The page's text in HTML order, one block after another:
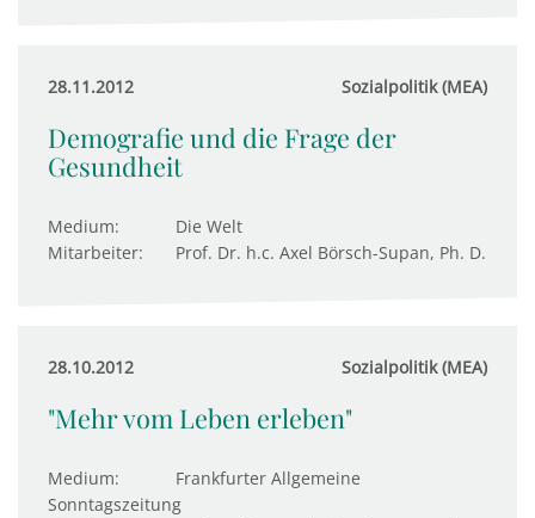
28.11.2012 Sozialpolitik (MEA)
Demografie und die Frage der
Gesundheit
Medium:
Die Welt
Mitarbeiter:
Prof. Dr. h.c. Axel Börsch-Supan, Ph. D.
28.10.2012 Sozialpolitik (MEA)
"Mehr vom Leben erleben"
Medium:
Frankfurter Allgemeine
Sonntagszeitung